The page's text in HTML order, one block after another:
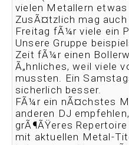
vielen Metallern etwas
ZusÃ¤tzlich mag
Freitag fÃ¼r viele ein
Unsere Gruppe
Zeit fÃ¼r einen
Ã„hnliches, weil viele
mussten. Ein
sicherlich besser.
FÃ¼r ein nÃ¤chstes
anderen DJ
grÃ¶ÃŸeres
mit aktuellen Metal-